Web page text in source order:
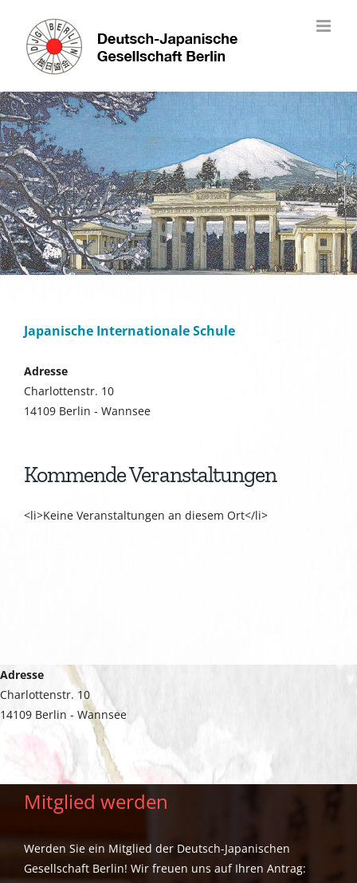
content
Japanische Internationale Schule
Adresse
Charlottenstr. 10
14109 Berlin - Wannsee
Kommende Veranstaltungen
<li>Keine Veranstaltungen an diesem Ort</li>
Adresse
Charlottenstr. 10
14109 Berlin - Wannsee
Mitglied werden
Werden Sie ein Mitglied der Deutsch-Japanischen
Gesellschaft Berlin! Wir freuen uns auf Ihren Antrag: